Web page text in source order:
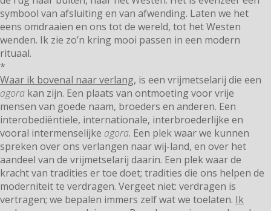
symbool van afsluiting en van afwending. Laten we het
eens omdraaien en ons tot de wereld, tot het Westen
wenden. Ik zie zo’n kring mooi passen in een modern
rituaal.
*
Waar ik bovenal naar verlang, is een vrijmetselarij die een
agora kan zijn. Een plaats van ontmoeting voor vrije
mensen van goede naam, broeders en anderen. Een
interobediëntiele, internationale, interbroederlijke en
vooral intermenselijke agora. Een plek waar we kunnen
spreken over ons verlangen naar wij-land, en over het
aandeel van de vrijmetselarij daarin. Een plek waar de
kracht van tradities er toe doet; tradities die ons helpen de
moderniteit te verdragen. Vergeet niet: verdragen is
vertragen; we bepalen immers zelf wat we toelaten. Ik